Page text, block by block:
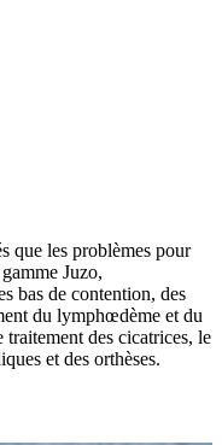
que les problèmes pour
Juzo,
bas de contention, des
du lymphœdème et du
des cicatrices, le
et des orthèses.